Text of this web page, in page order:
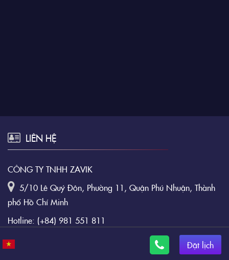
LIÊN HỆ
CÔNG TY TNHH ZAVIK
5/10 Lê Quý Đôn, Phường 11, Quận Phú Nhuận, Thành
phố Hồ Chí Minh
Hotline: (+84) 981 551 811
Email:
Đặt lịch